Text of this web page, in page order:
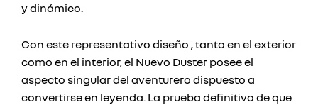
y dinámico.
Con este representativo diseño , tanto en el exterior
como en el interior, el Nuevo Duster posee el
aspecto singular del aventurero dispuesto a
convertirse en leyenda. La prueba definitiva de que